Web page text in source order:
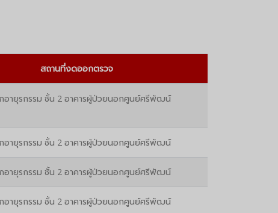
สถานที่งดออกตรวจ
อายุรกรรม ชั้น 2 อาคารผู้ป่วยนอกศูนย์ศรีพัฒน์
อายุรกรรม ชั้น 2 อาคารผู้ป่วยนอกศูนย์ศรีพัฒน์
อายุรกรรม ชั้น 2 อาคารผู้ป่วยนอกศูนย์ศรีพัฒน์
อายุรกรรม ชั้น 2 อาคารผู้ป่วยนอกศูนย์ศรีพัฒน์